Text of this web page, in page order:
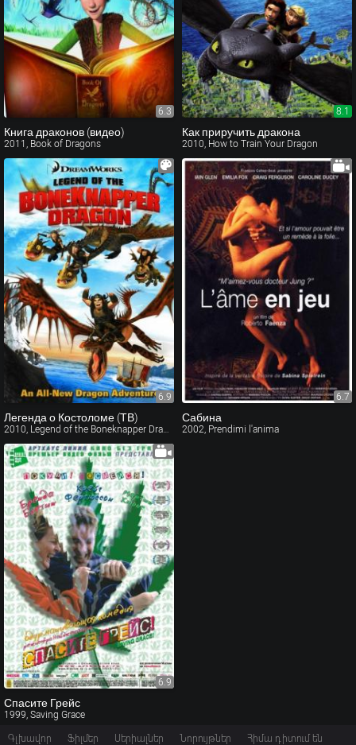
6.3
Книга драконов (видео)
2011, Book of Dragons
8.1
Как приручить дракона
2010, How to Train Your Dragon
6.9
Легенда о Костоломе (ТВ)
6.7
Сабина
2002, Prendimi l'anima
6.9
Спасите Грейс
1999, Saving Grace
Գլխավոր Ֆիլմեր Սերիալներ Նորույթներ Հիմա դիտում են